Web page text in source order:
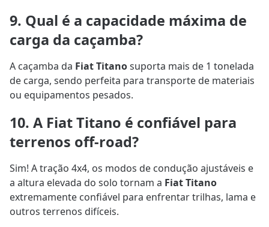
9. Qual é a capacidade máxima de
carga da caçamba?
A caçamba da Fiat Titanosuporta mais de 1 tonelada
de carga, sendo perfeita para transporte de materiais
ou equipamentos pesados.
10. A Fiat Titano é confiável para
terrenos off-road?
Sim! A tração 4x4, os modos de condução ajustáveis e
a altura elevada do solo tornam a Fiat Titano
extremamente confiável para enfrentar trilhas, lama e
outros terrenos difíceis.